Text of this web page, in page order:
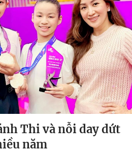
Thi và nỗi day dứt
năm